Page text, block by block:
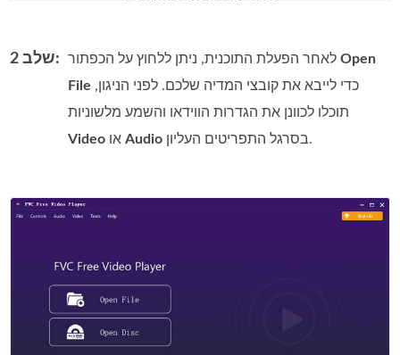
שלב 2: לאחר הפעלת התוכנית, ניתן ללחוץ על הכפתורOpen
File
תוכלו לכוונן את הגדרות הווידאו והשמע מלשוניות
Video
אוAudio בסרגל התפריטים העליון.